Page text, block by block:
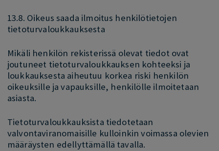
13.8. Oikeus saada ilmoitus henkilötietojen
tietoturvaloukkauksesta
Mikäli henkilön rekisterissä olevat tiedot ovat
joutuneet tietoturvaloukkauksen kohteeksi ja
loukkauksesta aiheutuu korkea riski henkilön
oikeuksille ja vapauksille, henkilölle ilmoitetaan
asiasta.
Tietoturvaloukkauksista tiedotetaan
valvontaviranomaisille kulloinkin voimassa olevien
määräysten edellyttämällä tavalla.